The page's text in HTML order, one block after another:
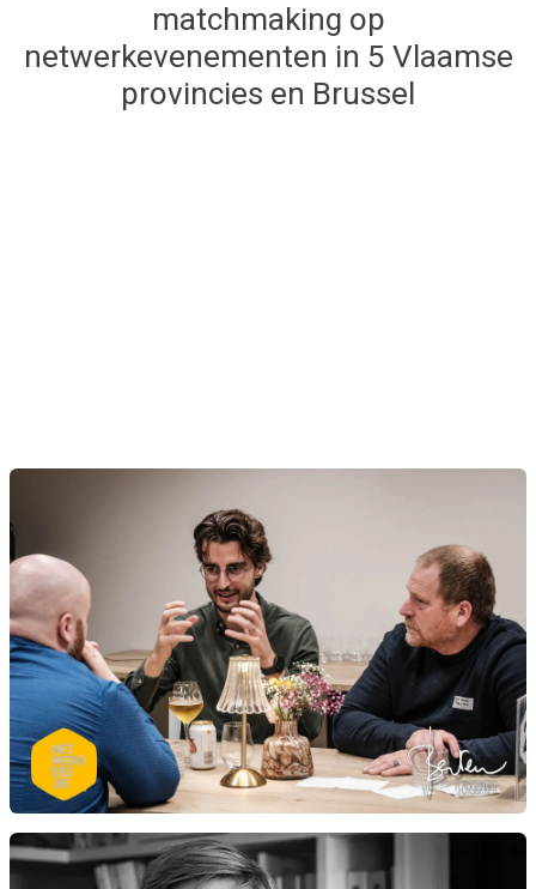
matchmaking op
netwerkevenementen in 5 Vlaamse
provincies en Brussel